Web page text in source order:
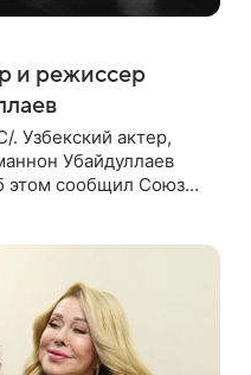
и режиссер
Узбекский актер,
Убайдуллаев
этом сообщил Союз